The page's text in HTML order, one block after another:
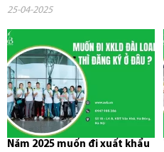
hợp đồng và phải về nước
25-04-2025
Năm 2025 muốn đi xuất khẩu